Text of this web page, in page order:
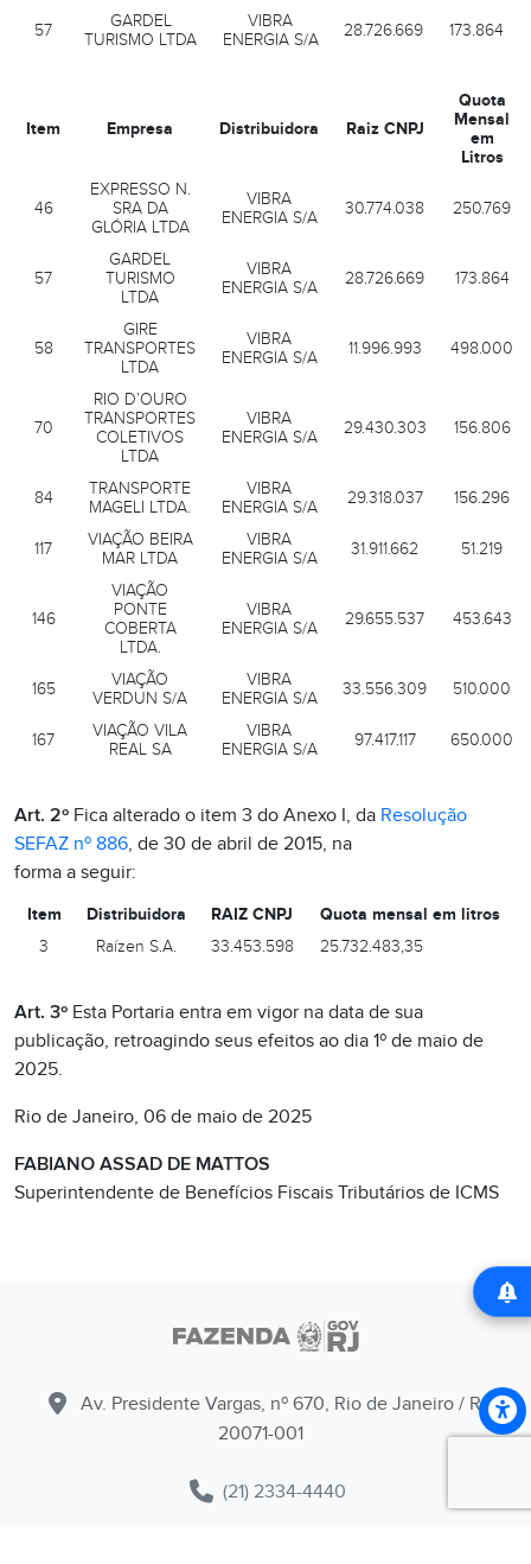
57
GARDEL
TURISMO LTDA
VIBRA
ENERGIA S/A
28.726.669 173.864
Item Empresa Distribuidora Raiz CNPJ
Quota
Mensal
em
Litros
46
EXPRESSO N.
SRA DA
GLÓRIA LTDA
VIBRA
ENERGIA S/A
30.774.038 250.769
57
GARDEL
TURISMO
LTDA
VIBRA
ENERGIA S/A
28.726.669 173.864
58
GIRE
TRANSPORTES
LTDA
VIBRA
ENERGIA S/A
11.996.993 498.000
70
RIO D’OURO
TRANSPORTES
COLETIVOS
LTDA
VIBRA
ENERGIA S/A
29.430.303 156.806
84
TRANSPORTE
MAGELI LTDA.
VIBRA
ENERGIA S/A
29.318.037 156.296
117
VIAÇÃO BEIRA
MAR LTDA
VIBRA
ENERGIA S/A
31.911.662 51.219
146
VIAÇÃO
PONTE
COBERTA
LTDA.
VIBRA
ENERGIA S/A
29.655.537 453.643
165
VIAÇÃO
VERDUN S/A
VIBRA
ENERGIA S/A
33.556.309 510.000
167
VIAÇÃO VILA
REAL SA
VIBRA
ENERGIA S/A
97.417.117 650.000
Art. 2º Fica alterado o item 3 do Anexo I, da Resolução
SEFAZ nº 886, de 30 de abril de 2015, na
forma a seguir:
Item Distribuidora RAIZ CNPJ
Quota mensal em litros
3
Raízen S.A. 33.453.598 25.732.483,35
Art. 3º Esta Portaria entra em vigor na data de sua
publicação, retroagindo seus efeitos ao dia 1º de maio de
2025.
Rio de Janeiro, 06 de maio de 2025
FABIANO ASSAD DE MATTOS
Superintendente de Benefícios Fiscais Tributários de ICMS
Av. Presidente Vargas, nº 670, Rio de Janeiro / RJ -
20071-001
(21) 2334-4440